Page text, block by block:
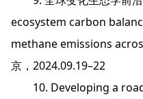
ecosystem carbon
methane emissions
京，2024.09.19–22
10. Developing a